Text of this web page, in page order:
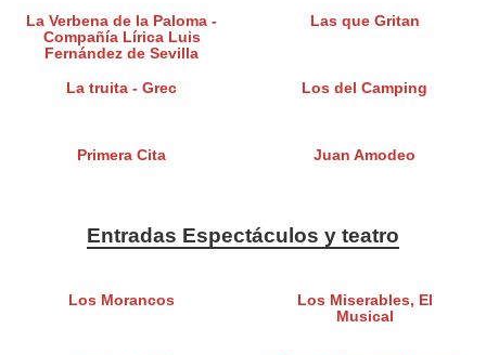
La Verbena de la Paloma -
Compañía Lírica Luis
Fernández de Sevilla
Las que Gritan
La truita - Grec Los del Camping
Primera Cita Juan Amodeo
Entradas Espectáculos y teatro
Los Morancos
Los Miserables, El
Musical